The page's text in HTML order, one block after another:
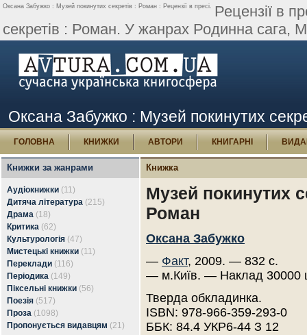
Оксана Забужко : Музей покинутих секретів : Роман : Рецензії в пресі. Рецензії в
секретів : Роман. У жанрах Родинна сага,
Оксана Забужко : Музей покинутих
ГОЛОВНА КНИЖКИ АВТОРИ КНИГАРНІ
Книжки за жанрами
Аудіокнижки (11)
Дитяча література (215)
Драма (18)
Критика (62)
Культурологія (47)
Мистецькі книжки (11)
Переклади (116)
Періодика (149)
Піксельні книжки (56)
Поезія (517)
Проза (1098)
Пропонується видавцям (21)
Книжка
Музей покинутих
Роман
Оксана Забужко
— Факт, 2009. — 832 с.
— м.Київ. — Наклад 30000
Тверда обкладинка.
ISBN: 978-966-359-293-0
ББК: 84.4 УКР6-44 З 12